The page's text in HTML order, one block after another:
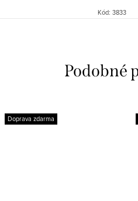
Kód: 3833
Doprava zdarma